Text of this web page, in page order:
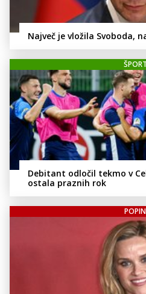
Največ je vložila Svoboda,
ŠPORT
Debitant odločil tekmo v
ostala praznih rok
POPIN